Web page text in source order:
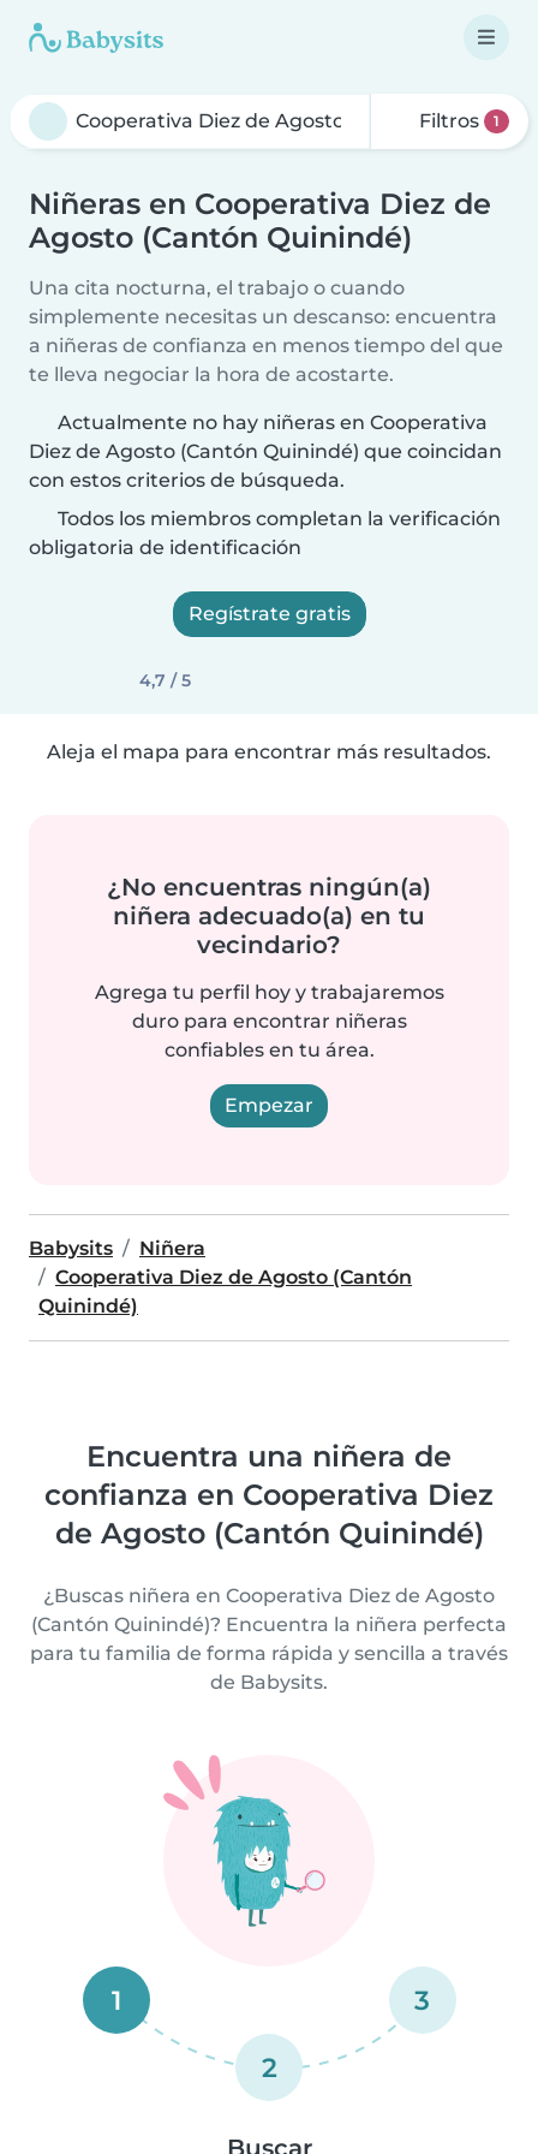
Filtros 1
Niñeras en Cooperativa Diez de
Agosto (Cantón Quinindé)
Una cita nocturna, el trabajo o cuando
simplemente necesitas un descanso: encuentra
a niñeras de confianza en menos tiempo del que
te lleva negociar la hora de acostarte.
Actualmente no hay niñeras en Cooperativa
Diez de Agosto (Cantón Quinindé) que coincidan
con estos criterios de búsqueda.
Todos los miembros completan la verificación
obligatoria de identificación
Regístrate gratis
4,7 / 5
Aleja el mapa para encontrar más resultados.
¿No encuentras ningún(a)
niñera adecuado(a) en tu
vecindario?
Agrega tu perfil hoy y trabajaremos
duro para encontrar niñeras
confiables en tu área.
Empezar
Babysits
Niñera
Cooperativa Diez de Agosto (Cantón
Quinindé)
Encuentra una niñera de
confianza en Cooperativa Diez
de Agosto (Cantón Quinindé)
¿Buscas niñera en Cooperativa Diez de Agosto
(Cantón Quinindé)? Encuentra la niñera perfecta
para tu familia de forma rápida y sencilla a través
de Babysits.
1
2
3
Buscar